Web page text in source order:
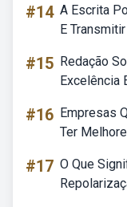
#14 A Escrita
E
#15 Redação
Excelência
#16 Empresas
Ter
#17 O Que